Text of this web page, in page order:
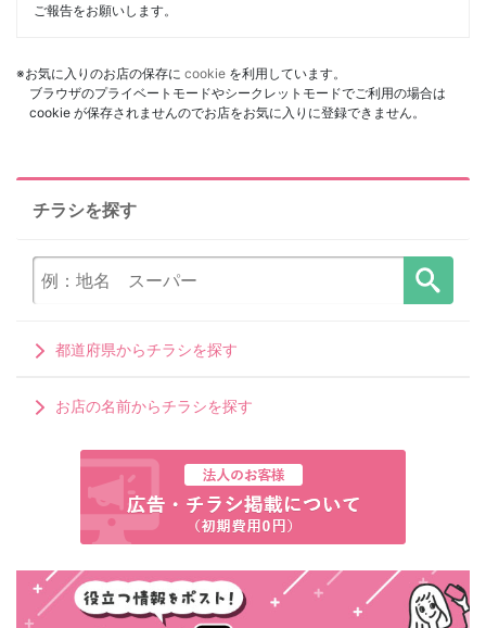
ご報告をお願いします。
※お気に入りのお店の保存に cookie を利用しています。
ブラウザのプライベートモードやシークレットモードでご利用の場合は
cookie が保存されませんのでお店をお気に入りに登録できません。
チラシを探す
都道府県からチラシを探す
お店の名前からチラシを探す